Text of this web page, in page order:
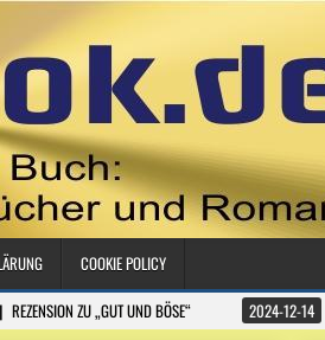
COOKIE POLICY
REZENSION ZU „GUT UND BÖSE“ 2024-12-14